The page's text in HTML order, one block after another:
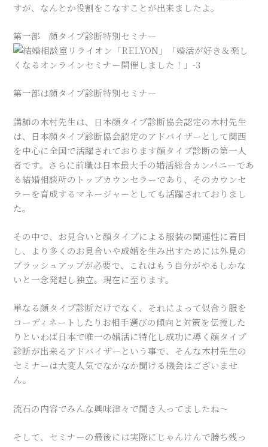
すが、なんとか役割をこなすことが出来ましたよ。
第一部 顔タイプ診断特別セミナー
第一部は顔タイプ診断特別セミナー
講師の木村先生は、日本顔タイプ診断協会認定の木村先生
は、日本顔タイプ診断協会認定のアドバイザーとして関西
を中心に全国で活躍されております顔タイプ診断の第一人
者です。さらに前職は日本最大手の婚活総合カンパニーであ
る結婚相談所のトップカウンセラーであり、そのカウンセ
ラーを育成するマネージャーとしても活躍されておりまし
た。
その中で、お見合いと顔タイプによる服装の関連性に着目
し、より多くのお見合いや成婚を生み出すためには外見の
ブラッシュアップが必要で、これはもう自分がやるしかな
いと一念発起し独立。現在に至ります。
単なる顔タイプ診断だけでなく、それによって似合う服を
コーディネートしたりお相手選びの傾向と対策を伝授した
りといわば日本で唯一の婚活に特化し成功に導く顔タイプ
診断が出来るアドバイザーという事で、そんな木村先生の
セミナーは大変人気でなかなか聞ける機会はございませ
ん。
流石の内容でみんな興味津々で聞き入ってましたね～
そして、セミナーの最後には実際にじゃんけんで勝ち残っ